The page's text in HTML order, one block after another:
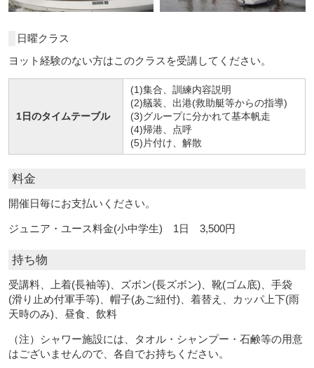
日曜クラス
ヨット経験のない方はこのクラスを受講してください。
1日のタイムテーブル
(1)集合、訓練内容説明
(2)艤装、出港(救助艇等からの指導)
(3)グループに分かれて基本帆走
(4)帰港、点呼
(5)片付け、解散
料金
開催日毎にお支払いください。
ジュニア・ユース料金(小中学生) 1日 3,500円
持ち物
受講料、上着(長袖等)、ズボン(長ズボン)、靴(ゴム底)、手袋
(滑り止め付軍手等)、帽子(あご紐付)、着替え、カッパ上下(雨
天時のみ)、昼食、飲料
（注）シャワー施設には、タオル・シャンプー・石鹸等の用意
はございませんので、各自でお持ちください。